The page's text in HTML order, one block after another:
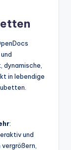
dynamische,
in lebendige
:
und